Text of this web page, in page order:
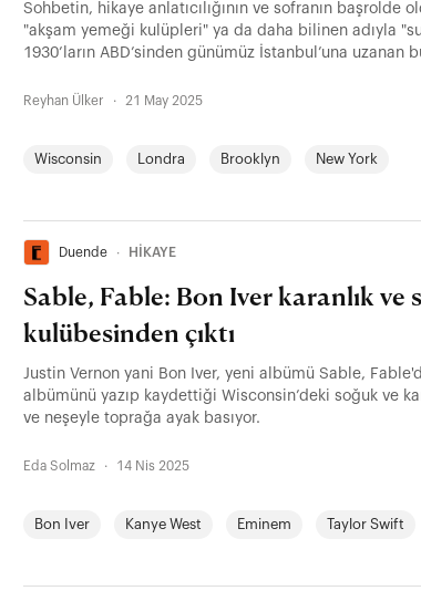
Sohbetin, hikaye anlatıcılığının ve sofranın başrolde
"akşam yemeği kulüpleri" ya da daha bilinen adıyla
1930’ların ABD’sinden günümüz İstanbul’una uzanan
kökenine ve günümüzdeki yaratıcı örneklere bakıyoruz.
Reyhan Ülker · 21 May 2025
Wisconsin Londra Brooklyn New York
Duende ∙ HİKAYE
Sable, Fable: Bon Iver karanlık ve
kulübesinden çıktı
Justin Vernon yani Bon Iver, yeni albümü Sable,
albümünü yazıp kaydettiği Wisconsin’deki soğuk ve
ve neşeyle toprağa ayak basıyor.
Eda Solmaz · 14 Nis 2025
Bon Iver Kanye West Eminem Taylor Swift